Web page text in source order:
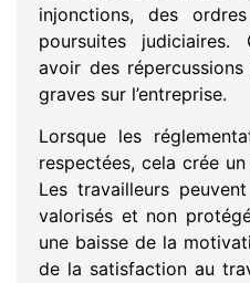
injonctions, des
poursuites judiciaires.
avoir des
graves sur l’entreprise.
Lorsque les
respectées, cela crée
Les travailleurs
valorisés et non
une baisse de la
de la satisfaction au